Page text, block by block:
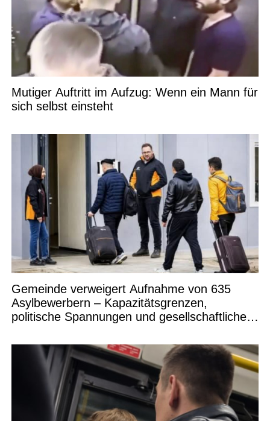
Mutiger Auftritt im Aufzug: Wenn ein Mann für
sich selbst einsteht
Gemeinde verweigert Aufnahme von 635
Asylbewerbern – Kapazitätsgrenzen,
politische Spannungen und gesellschaftliche